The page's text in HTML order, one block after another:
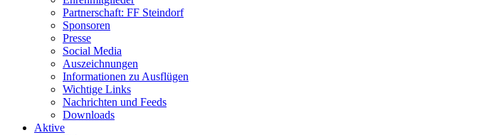
Partnerschaft: FF Steindorf
Sponsoren
Presse
Social Media
Auszeichnungen
Informationen zu Ausflügen
Wichtige Links
Nachrichten und Feeds
Downloads
Aktive